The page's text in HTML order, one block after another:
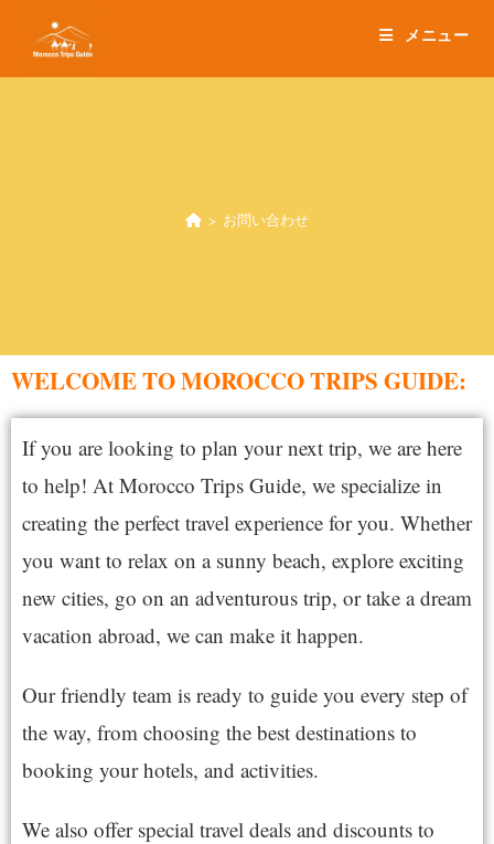
メニュー
> お問い合わせ
WELCOME TO MOROCCO TRIPS GUIDE:
If you are looking to plan your next trip, we are here
to help! At Morocco Trips Guide, we specialize in
creating the perfect travel experience for you. Whether
you want to relax on a sunny beach, explore exciting
new cities, go on an adventurous trip, or take a dream
vacation abroad, we can make it happen.
Our friendly team is ready to guide you every step of
the way, from choosing the best destinations to
booking your hotels, and activities.
We also offer special travel deals and discounts to